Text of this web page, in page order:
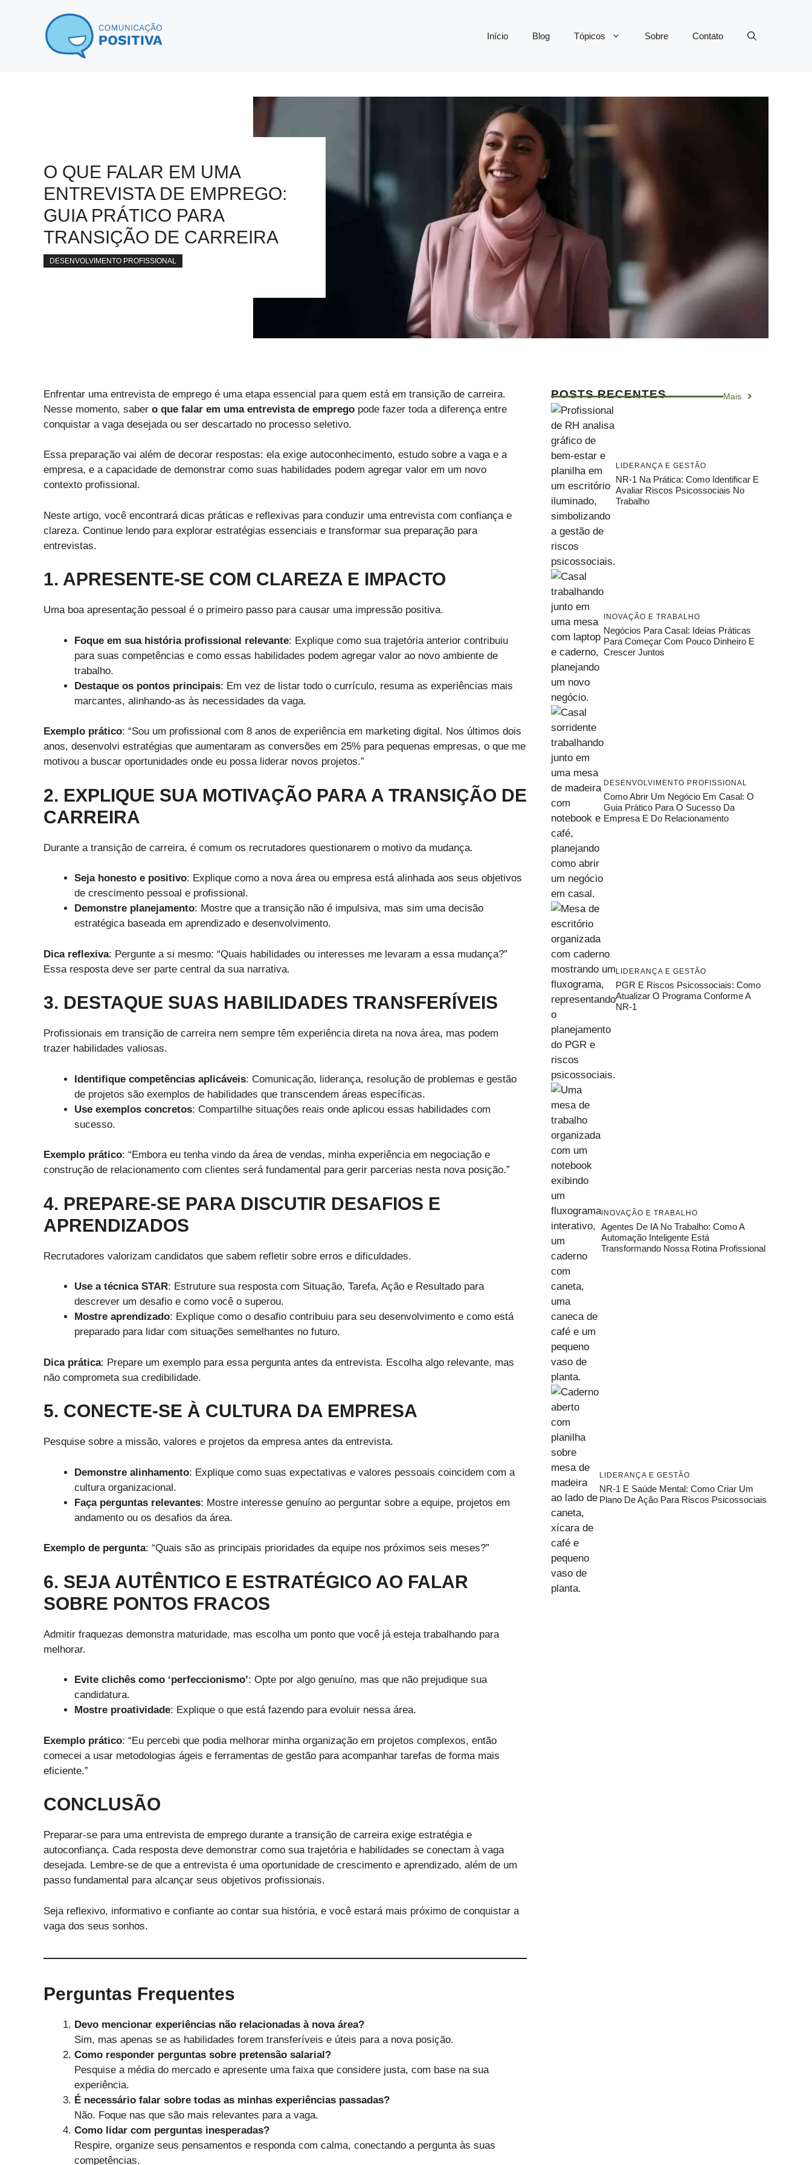
Início Blog Tópicos Sobre Contato
O QUE FALAR EM UMA
ENTREVISTA DE EMPREGO:
GUIA PRÁTICO PARA
TRANSIÇÃO DE CARREIRA
DESENVOLVIMENTO PROFISSIONAL
Enfrentar uma entrevista de emprego é uma etapa essencial para quem está em transição de carreira.
Nesse momento, saber o que falar em uma entrevista de emprego pode fazer toda a diferença entre
conquistar a vaga desejada ou ser descartado no processo seletivo.
Essa preparação vai além de decorar respostas: ela exige autoconhecimento, estudo sobre a vaga e a
empresa, e a capacidade de demonstrar como suas habilidades podem agregar valor em um novo
contexto profissional.
Neste artigo, você encontrará dicas práticas e reflexivas para conduzir uma entrevista com confiança e
clareza. Continue lendo para explorar estratégias essenciais e transformar sua preparação para
entrevistas.
1. APRESENTE-SE COM CLAREZA E IMPACTO
Uma boa apresentação pessoal é o primeiro passo para causar uma impressão positiva.
Foque em sua história profissional relevante: Explique como sua trajetória anterior contribuiu
para suas competências e como essas habilidades podem agregar valor ao novo ambiente de
trabalho.
Destaque os pontos principais: Em vez de listar todo o currículo, resuma as experiências mais
marcantes, alinhando-as às necessidades da vaga.
Exemplo prático: “Sou um profissional com 8 anos de experiência em marketing digital. Nos últimos dois
anos, desenvolvi estratégias que aumentaram as conversões em 25% para pequenas empresas, o que me
motivou a buscar oportunidades onde eu possa liderar novos projetos.”
2. EXPLIQUE SUA MOTIVAÇÃO PARA A TRANSIÇÃO DE
CARREIRA
Durante a transição de carreira, é comum os recrutadores questionarem o motivo da mudança.
Seja honesto e positivo: Explique como a nova área ou empresa está alinhada aos seus objetivos
de crescimento pessoal e profissional.
Demonstre planejamento: Mostre que a transição não é impulsiva, mas sim uma decisão
estratégica baseada em aprendizado e desenvolvimento.
Dica reflexiva: Pergunte a si mesmo: “Quais habilidades ou interesses me levaram a essa mudança?”
Essa resposta deve ser parte central da sua narrativa.
3. DESTAQUE SUAS HABILIDADES TRANSFERÍVEIS
Profissionais em transição de carreira nem sempre têm experiência direta na nova área, mas podem
trazer habilidades valiosas.
Identifique competências aplicáveis: Comunicação, liderança, resolução de problemas e gestão
de projetos são exemplos de habilidades que transcendem áreas específicas.
Use exemplos concretos: Compartilhe situações reais onde aplicou essas habilidades com
sucesso.
Exemplo prático: “Embora eu tenha vindo da área de vendas, minha experiência em negociação e
construção de relacionamento com clientes será fundamental para gerir parcerias nesta nova posição.”
4. PREPARE-SE PARA DISCUTIR DESAFIOS E
APRENDIZADOS
Recrutadores valorizam candidatos que sabem refletir sobre erros e dificuldades.
Use a técnica STAR: Estruture sua resposta com Situação, Tarefa, Ação e Resultado para
descrever um desafio e como você o superou.
Mostre aprendizado: Explique como o desafio contribuiu para seu desenvolvimento e como está
preparado para lidar com situações semelhantes no futuro.
Dica prática: Prepare um exemplo para essa pergunta antes da entrevista. Escolha algo relevante, mas
não comprometa sua credibilidade.
5. CONECTE-SE À CULTURA DA EMPRESA
Pesquise sobre a missão, valores e projetos da empresa antes da entrevista.
Demonstre alinhamento: Explique como suas expectativas e valores pessoais coincidem com a
cultura organizacional.
Faça perguntas relevantes: Mostre interesse genuíno ao perguntar sobre a equipe, projetos em
andamento ou os desafios da área.
Exemplo de pergunta: “Quais são as principais prioridades da equipe nos próximos seis meses?”
6. SEJA AUTÊNTICO E ESTRATÉGICO AO FALAR
SOBRE PONTOS FRACOS
Admitir fraquezas demonstra maturidade, mas escolha um ponto que você já esteja trabalhando para
melhorar.
Evite clichês como ‘perfeccionismo’: Opte por algo genuíno, mas que não prejudique sua
candidatura.
Mostre proatividade: Explique o que está fazendo para evoluir nessa área.
Exemplo prático: “Eu percebi que podia melhorar minha organização em projetos complexos, então
comecei a usar metodologias ágeis e ferramentas de gestão para acompanhar tarefas de forma mais
eficiente.”
CONCLUSÃO
Preparar-se para uma entrevista de emprego durante a transição de carreira exige estratégia e
autoconfiança. Cada resposta deve demonstrar como sua trajetória e habilidades se conectam à vaga
desejada. Lembre-se de que a entrevista é uma oportunidade de crescimento e aprendizado, além de um
passo fundamental para alcançar seus objetivos profissionais.
Seja reflexivo, informativo e confiante ao contar sua história, e você estará mais próximo de conquistar a
vaga dos seus sonhos.
Perguntas Frequentes
Devo mencionar experiências não relacionadas à nova área?
Sim, mas apenas se as habilidades forem transferíveis e úteis para a nova posição.
Como responder perguntas sobre pretensão salarial?
Pesquise a média do mercado e apresente uma faixa que considere justa, com base na sua
experiência.
É necessário falar sobre todas as minhas experiências passadas?
Não. Foque nas que são mais relevantes para a vaga.
Como lidar com perguntas inesperadas?
Respire, organize seus pensamentos e responda com calma, conectando a pergunta às suas
competências.
POSTS RECENTES Mais
LIDERANÇA E GESTÃO
NR-1 Na Prática: Como Identificar E
Avaliar Riscos Psicossociais No
Trabalho
INOVAÇÃO E TRABALHO
Negócios Para Casal: Ideias Práticas
Para Começar Com Pouco Dinheiro E
Crescer Juntos
DESENVOLVIMENTO PROFISSIONAL
Como Abrir Um Negócio Em Casal: O
Guia Prático Para O Sucesso Da
Empresa E Do Relacionamento
LIDERANÇA E GESTÃO
PGR E Riscos Psicossociais: Como
Atualizar O Programa Conforme A
NR-1
INOVAÇÃO E TRABALHO
Agentes De IA No Trabalho: Como A
Automação Inteligente Está
Transformando Nossa Rotina Profissional
LIDERANÇA E GESTÃO
NR-1 E Saúde Mental: Como Criar Um
Plano De Ação Para Riscos Psicossociais